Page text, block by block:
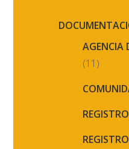
AGENCIA
(11)